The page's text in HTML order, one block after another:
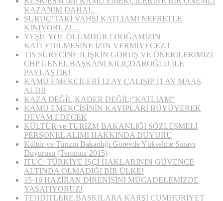
KAZANIM DAHA!..
SURUÇ’TAKİ VAHŞİ KATLİAMI NEFRETLE
KINIYORUZ!…
YEŞİL YOL ÖLÜMDÜR ! DOĞAMIZIN
KATLEDİLMESİNE İZİN VERMİYECEZ !
TİS SÜRECİNE İLİŞKİN GÖRÜŞ VE ÖNERİLERİMİZİ
CHP GENEL BAŞKANI KILIÇDAROĞLU İLE
PAYLAŞTIK!
KAMU EMEKÇİLERİ 12 AY ÇALIŞIP 11 AY MAAŞ
ALDI!
KAZA DEĞİL,KADER DEĞİL;”KATLİAM”
KAMU EMEKÇİSİNİN KAYIPLARI BÜYÜYEREK
DEVAM EDECEK
KÜLTÜR ve TURİZM BAKANLIĞI SÖZLEŞMELİ
PERSONEL ALIMI HAKKINDA DUYURU
Kültür ve Turizm Bakanlığı Görevde Yükselme Sınavı
Duyurusu (Temmuz 2015)
ITUC: TÜRKİYE İŞÇİ HAKLARININ GÜVENCE
ALTINDA OLMADIĞI BİR ÜLKE!
15-16 HAZİRAN DİRENİŞİNİ MÜCADELEMİZDE
YAŞATIYORUZ!
TEHDİTLERE,BASKILARA KARŞI CUMHURİYET